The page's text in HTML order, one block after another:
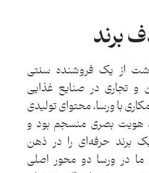
برند
از یک فروشنده سنتی
و تجاری در صنایع غذایی
با ورسا، محتوای تولیدی
هویت بصری منسجم بود و
برند حرفه‌ای را در ذهن
در ورسا دو محور اصلی